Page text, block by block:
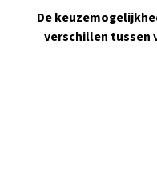
De
verschillen tussen